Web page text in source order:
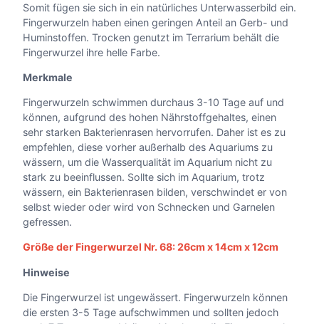
Somit fügen sie sich in ein natürliches Unterwasserbild ein.
Fingerwurzeln haben einen geringen Anteil an Gerb- und
Huminstoffen. Trocken genutzt im Terrarium behält die
Fingerwurzel ihre helle Farbe.
Merkmale
Fingerwurzeln schwimmen durchaus 3-10 Tage auf und
können, aufgrund des hohen Nährstoffgehaltes, einen
sehr starken Bakterienrasen hervorrufen. Daher ist es zu
empfehlen, diese vorher außerhalb des Aquariums zu
wässern, um die Wasserqualität im Aquarium nicht zu
stark zu beeinflussen. Sollte sich im Aquarium, trotz
wässern, ein Bakterienrasen bilden, verschwindet er von
selbst wieder oder wird von Schnecken und Garnelen
gefressen.
Größe der Fingerwurzel Nr. 68: 26cm x 14cm x 12cm
Hinweise
Die Fingerwurzel ist ungewässert. Fingerwurzeln können
die ersten 3-5 Tage aufschwimmen und sollten jedoch